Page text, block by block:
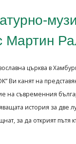
Мартин
църква в
Ви канят на
на съвременния
история за две
за да открият пътя